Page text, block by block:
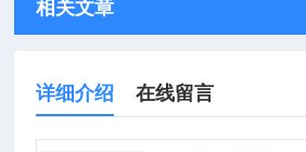
相关文章
详细介绍 在线留言